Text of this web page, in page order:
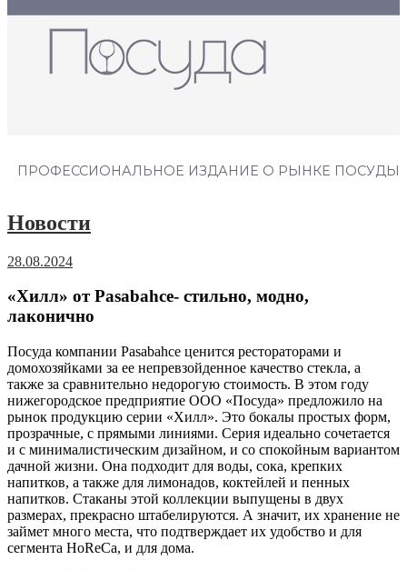
ПРОФЕССИОНАЛЬНОЕ ИЗДАНИЕ О РЫНКЕ ПОСУДЫ
Новости
28.08.2024
«Хилл» от Pasabahce- стильно, модно,
лаконично
Посуда компании Pasabahce ценится рестораторами и
домохозяйками за ее непревзойденное качество стекла, а
также за сравнительно недорогую стоимость. В этом году
нижегородское предприятие ООО «Посуда» предложило на
рынок продукцию серии «Хилл». Это бокалы простых форм,
прозрачные, с прямыми линиями. Серия идеально сочетается
и с минималистическим дизайном, и со спокойным вариантом
дачной жизни. Она подходит для воды, сока, крепких
напитков, а также для лимонадов, коктейлей и пенных
напитков. Стаканы этой коллекции выпущены в двух
размерах, прекрасно штабелируются. А значит, их хранение не
займет много места, что подтверждает их удобство и для
сегмента HoReCa, и для дома.